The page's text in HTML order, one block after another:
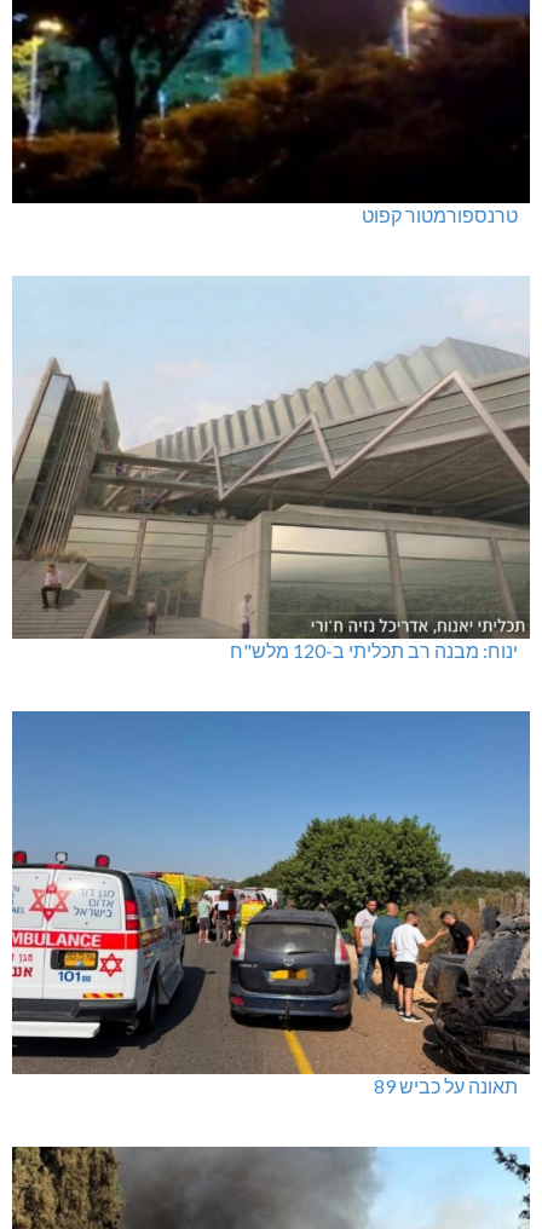
טרנספורמטור קפוט
ינוח: מבנה רב תכליתי ב-120 מלש"ח
תאונה על כביש 89